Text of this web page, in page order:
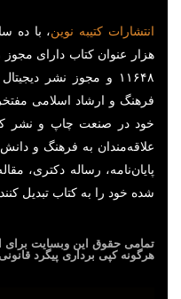
انتشارات کتیبه نوین، با ده
هزار عنوان کتاب دارای
فرهنگ و ارشاد اسلامی
خود در صنعت چاپ و نشر
علاقه‌مندان به فرهنگ و دانش
پایان‌نامه، رساله دکتری،
شده خود را به کتاب تبدیل
تمامی حقوق این وبسایت برای
هرگونه کپی برداری پیگرد